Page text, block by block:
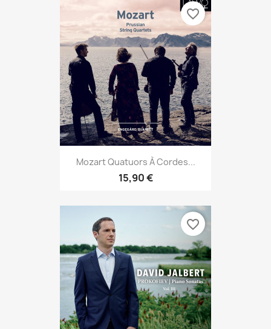
Mozart Quatuors À Cordes...
15,90 €
favorite_border
favorite_border